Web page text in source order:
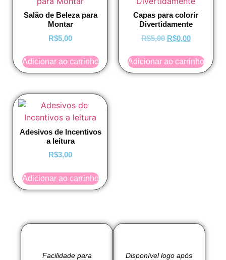
Salão de Beleza para
Montar
R$5,00
Adicionar ao carrinho
Capas para colorir
Divertidamente
R$5,00 R$0,00
Adicionar ao carrinho
Adesivos de Incentivos
a leitura
R$3,00
Adicionar ao carrinho
Facilidade para
Disponível logo após